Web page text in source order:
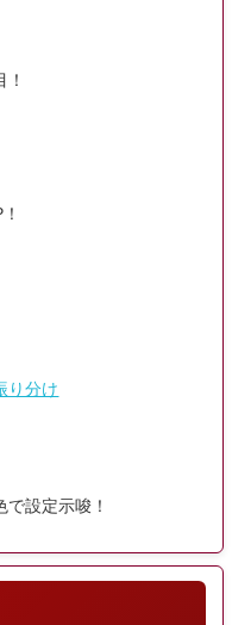
り分け
設定示唆！